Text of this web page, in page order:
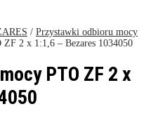
/ Przystawki odbioru mocy
2 x 1:1,6 – Bezares 1034050
PTO ZF 2 x